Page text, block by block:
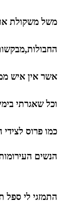
משל משקולת
אשר אין איש
וכל שאגרתי
כמו פרוס לצידי
הנשים
התמזגי לי ספל